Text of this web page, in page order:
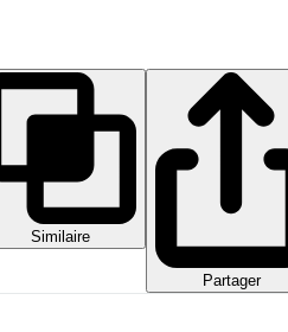
Similaire
Partager